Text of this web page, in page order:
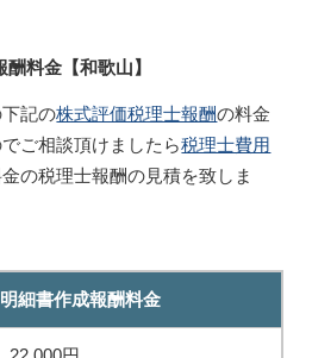
料金【和歌山】
記の株式評価税理士報酬の料金
ご相談頂けましたら税理士費用
の税理士報酬の見積を致しま
細書作成報酬料金